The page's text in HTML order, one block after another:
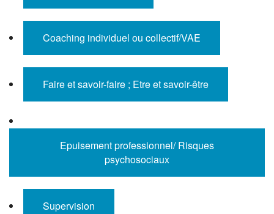
Coaching individuel ou collectif/VAE
Faire et savoir-faire ; Etre et savoir-être
Epuisement professionnel/ Risques
psychosociaux
Supervision